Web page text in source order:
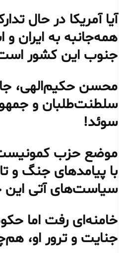
آیا آمریکا در حال
همه‌جانبه به ایران و
جنوب این کشور
محسن حکیم‌الهی،
سلطنت‌طلبان و
سوئد!
موضع حزب کمونیست
با پیامدهای جنگ و
سیاست‌های آتی
خامنه‌ای رفت اما
جنایت و ترور او،